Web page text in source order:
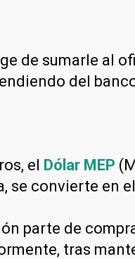
de sumarle al
del
el Dólar MEP
se convierte en
parte de
tras